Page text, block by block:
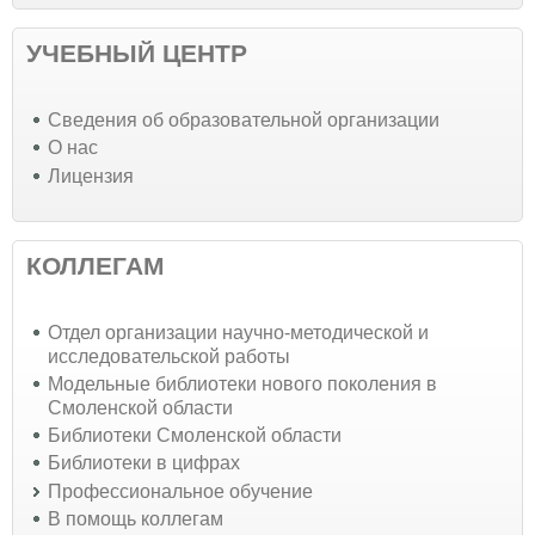
УЧЕБНЫЙ ЦЕНТР
Cведения об образовательной организации
О нас
Лицензия
КОЛЛЕГАМ
Отдел организации научно-методической и
исследовательской работы
Модельные библиотеки нового поколения в
Смоленской области
Библиотеки Смоленской области
Библиотеки в цифрах
Профессиональное обучение
В помощь коллегам